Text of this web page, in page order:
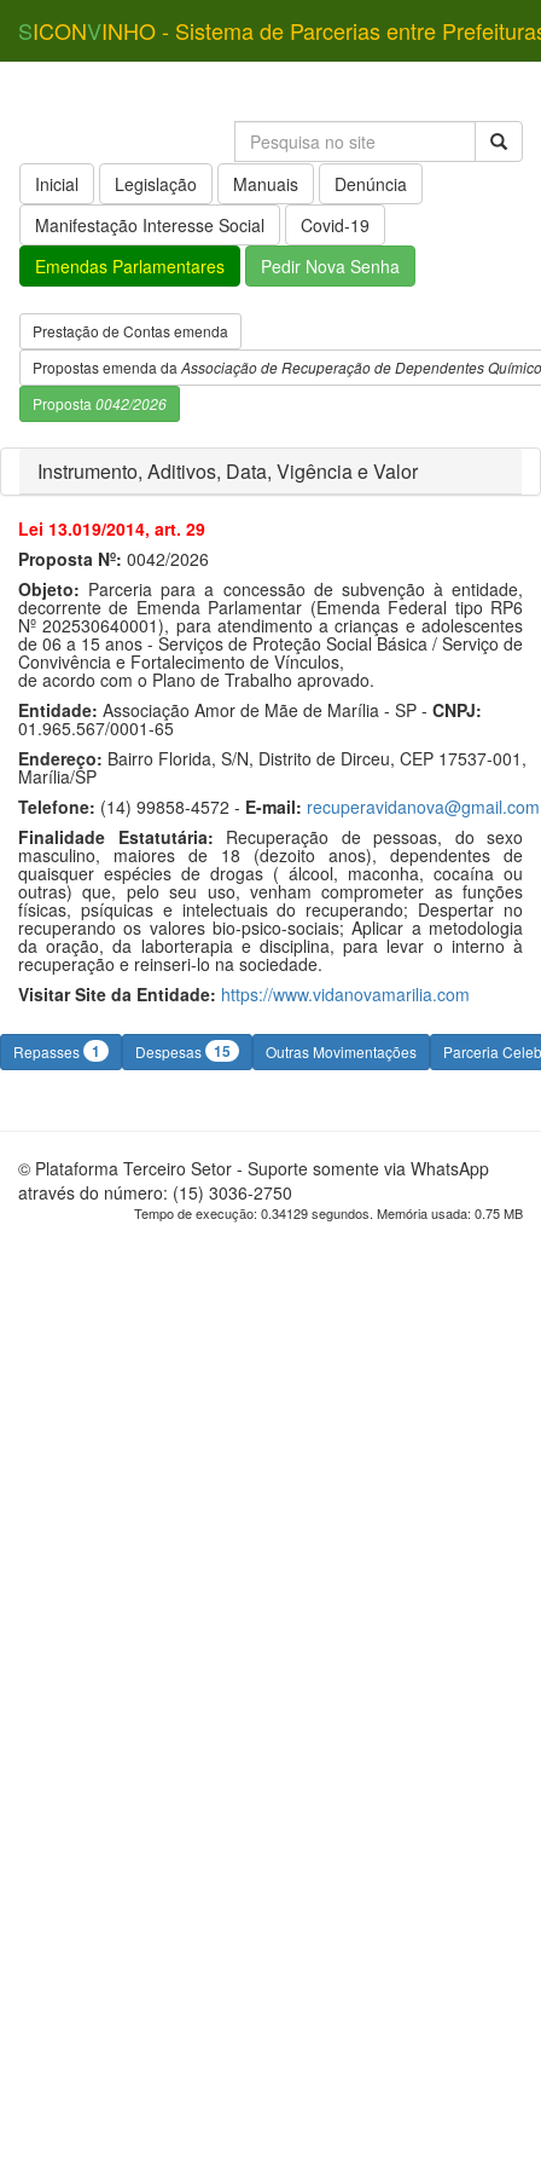
SICONVINHO - Sistema de Parcerias entre
Inicial Legislação Manuais
Denúncia
Manifestação Interesse Social
Covid-19
Emendas Parlamentares
Pedir Nova Senha
Prestação de Contas emenda
Propostas emenda da Associação de Recuperação de Dependentes
Proposta 0042/2026
Instrumento, Aditivos, Data, Vigência e Valor
Lei 13.019/2014, art. 29
Proposta Nº: 0042/2026
Objeto: Parceria para a concessão de subvenção à entidade,
decorrente de Emenda Parlamentar (Emenda Federal tipo RP6
Nº 202530640001), para atendimento a crianças e adolescentes
de 06 a 15 anos - Serviços de Proteção Social Básica / Serviço de
Convivência e Fortalecimento de Vínculos,
de acordo com o Plano de Trabalho aprovado.
Entidade: Associação Amor de Mãe de Marília - SP - CNPJ:
01.965.567/0001-65
Endereço: Bairro Florida, S/N, Distrito de Dirceu, CEP 17537-001,
Marília/SP
Telefone: (14) 99858-4572 - E-mail: recuperavidanova@gmail.com
Finalidade Estatutária: Recuperação de pessoas, do sexo
masculino, maiores de 18 (dezoito anos), dependentes de
quaisquer espécies de drogas ( álcool, maconha, cocaína ou
outras) que, pelo seu uso, venham comprometer as funções
físicas, psíquicas e intelectuais do recuperando; Despertar no
recuperando os valores bio-psico-sociais; Aplicar a metodologia
da oração, da laborterapia e disciplina, para levar o interno à
recuperação e reinseri-lo na sociedade.
Visitar Site da Entidade: https://www.vidanovamarilia.com
Repasses 1 Despesas 15 Outras Movimentações Parceria
© Plataforma Terceiro Setor - Suporte somente via WhatsApp
através do número: (15) 3036-2750
Tempo de execução: 0.34129 segundos. Memória usada: 0.75 MB